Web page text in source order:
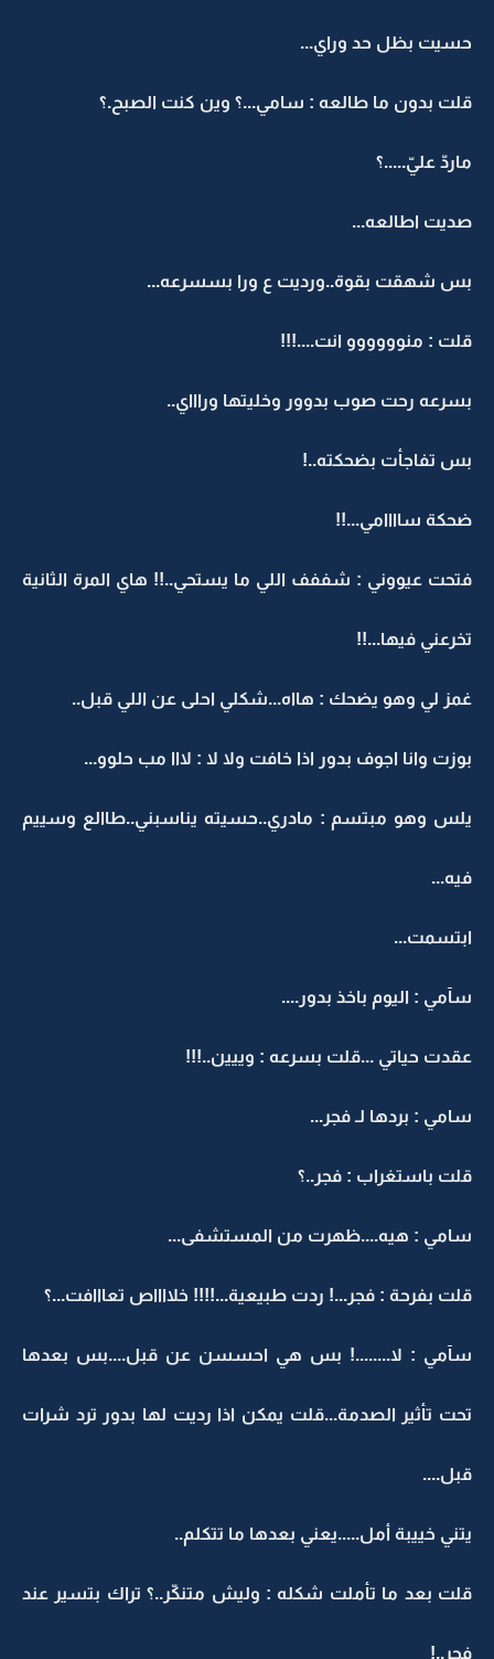
حسيت بظل حد وراي...
قلت بدون ما طالعه : سامي...؟ وين كنت الصبح.؟
ماردّ عليّ.....؟
صديت اطالعه...
بس شهقت بقوة..ورديت ع ورا بسسرعه...
قلت : منوووووو انت....!!!
بسرعه رحت صوب بدوور وخليتها وراااي..
بس تفاجأت بضحكته..!
ضحكة ساااامي...!!
فتحت عيووني : شففف اللي ما يستحي..!! هاي المرة الثانية
تخرعني فيها...!!
غمز لي وهو يضحك : هااه...شكلي احلى عن اللي قبل..
بوزت وانا اجوف بدور اذا خافت ولا لا : لااا مب حلوو...
يلس وهو مبتسم : مادري..حسيته يناسبني..طاالع وسييم
فيه...
ابتسمت...
سآمي : اليوم باخذ بدور....
عقدت حياتي ...قلت بسرعه : وييين..!!!
سامي : بردها لـ فجر...
قلت باستغراب : فجر..؟
سامي : هيه....ظهرت من المستشفى...
قلت بفرحة : فجر...! ردت طبيعية...!!!! خلااااص تعااافت...؟
سآمي : لا........! بس هي احسسن عن قبل....بس بعدها
تحت تأثير الصدمة...قلت يمكن اذا رديت لها بدور ترد شرات
قبل....
يتني خييبة أمل.....يعني بعدها ما تتكلم..
قلت بعد ما تأملت شكله : وليش متنكّر..؟ تراك بتسير عند
فجر..!